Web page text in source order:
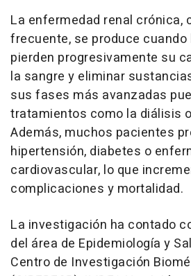
La enfermedad renal crónica,
frecuente, se produce
pierden progresivamente su
la sangre y eliminar
sus fases más avanzadas
tratamientos como la diálisis
Además, muchos pacientes
hipertensión, diabetes o
cardiovascular, lo que
complicaciones y mortalidad.
La investigación ha contado
del área de Epidemiología y
Centro de Investigación